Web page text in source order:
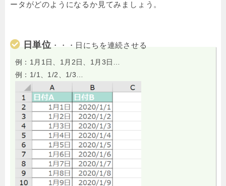
ータがどのようになるか見てみましょう。
日単位 ・・・日にちを連続させる
例：1月1日、1月2日、1月3日…
例：1/1、1/2、1/3…